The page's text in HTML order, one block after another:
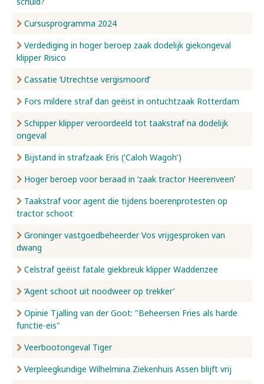
Cursusprogramma 2024
Verdediging in hoger beroep zaak dodelijk giekongeval
klipper Risico
Cassatie ‘Utrechtse vergismoord’
Fors mildere straf dan geëist in ontuchtzaak Rotterdam
Schipper klipper veroordeeld tot taakstraf na dodelijk
ongeval
Bijstand in strafzaak Eris ('Caloh Wagoh')
Hoger beroep voor beraad in ‘zaak tractor Heerenveen’
Taakstraf voor agent die tijdens boerenprotesten op
tractor schoot
Groninger vastgoedbeheerder Vos vrijgesproken van
dwang
Celstraf geëist fatale giekbreuk klipper Waddenzee
‘Agent schoot uit noodweer op trekker’
Opinie Tjalling van der Goot: "Beheersen Fries als harde
functie-eis"
Veerbootongeval Tiger
Verpleegkundige Wilhelmina Ziekenhuis Assen blijft vrij